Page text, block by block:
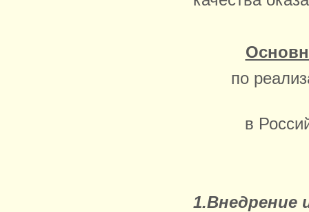
по
в
1.Внедрение